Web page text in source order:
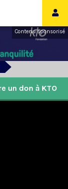
Contenu sponsorisé
un don à KTO